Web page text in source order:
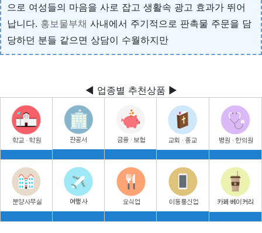
으로 여성들의 마음을 사로 잡고 생활속 광고 효과가 뛰어
납니다. 홍보물부채 사내에서 주기적으로 판촉물 주문을 담
당하던 분들 같으면 상담이 수월하지만
◀ 업종별 추천상품 ▶